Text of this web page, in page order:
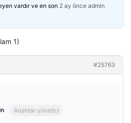
vardır ve en son 2 ay önce admin
1)
#25763
Anahtar yönetici